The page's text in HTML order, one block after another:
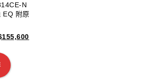
N
EQ 附原
155,600